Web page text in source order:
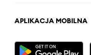
APLIKACJA MOBILNA